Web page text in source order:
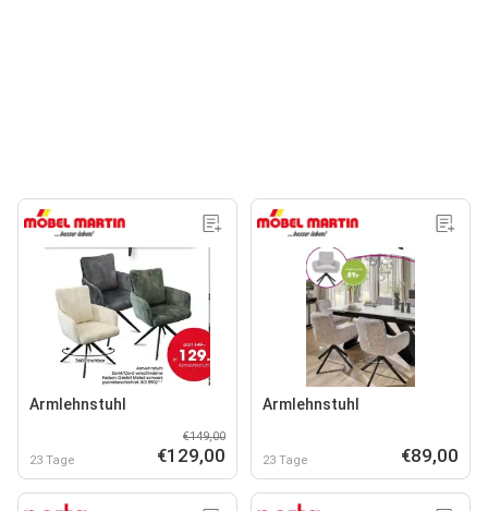
Armlehnstuhl
23 Tage
€149,00
€129,00
Armlehnstuhl
23 Tage €89,00